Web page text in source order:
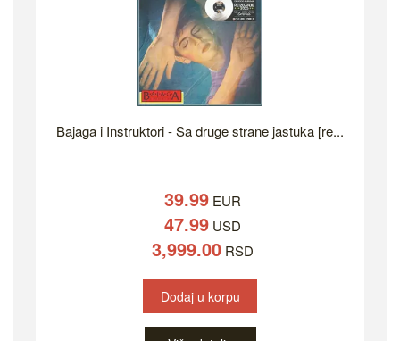
Bajaga i Instruktori - Sa druge strane jastuka [re...
39.99EUR
47.99USD
3,999.00RSD
Dodaj u korpu